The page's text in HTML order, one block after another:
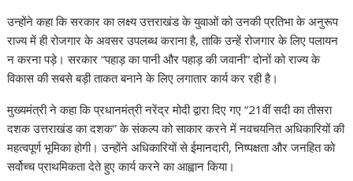
उन्होंने कहा कि सरकार का लक्ष्य उत्तराखंड के युवाओं को उनकी प्रतिभा के अनुरूप
राज्य में ही रोजगार के अवसर उपलब्ध कराना है, ताकि उन्हें रोजगार के लिए पलायन
न करना पड़े। सरकार “पहाड़ का पानी और पहाड़ की जवानी” दोनों को राज्य के
विकास की सबसे बड़ी ताकत बनाने के लिए लगातार कार्य कर रही है।
मुख्यमंत्री ने कहा कि प्रधानमंत्री नरेंद्र मोदी द्वारा दिए गए “21वीं सदी का तीसरा
दशक उत्तराखंड का दशक” के संकल्प को साकार करने में नवचयनित अधिकारियों की
महत्वपूर्ण भूमिका होगी। उन्होंने अधिकारियों से ईमानदारी, निष्पक्षता और जनहित को
सर्वोच्च प्राथमिकता देते हुए कार्य करने का आह्वान किया।